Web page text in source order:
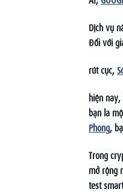
Dịch vụ
Đối với
rút cục,
hiện
bạn là
Phòng,
Trong
mở rộng
test